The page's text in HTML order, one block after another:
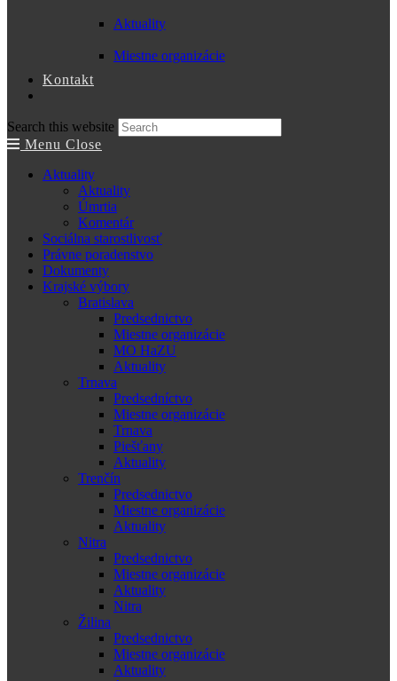
Aktuality
Miestne organizácie
Kontakt
Search this website
Menu Close
Aktuality
Aktuality
Úmrtia
Komentár
Sociálna starostlivosť
Právne poradenstvo
Dokumenty
Krajské výbory
Bratislava
Predsednictvo
Miestne organizácie
MO HaZU
Aktuality
Trnava
Predsedníctvo
Miestne organizácie
Trnava
Piešťany
Aktuality
Trenčín
Predsednictvo
Miestne organizácie
Aktuality
Nitra
Predsednictvo
Miestne organizácie
Aktuality
Nitra
Žilina
Predsednictvo
Miestne organizácie
Aktuality